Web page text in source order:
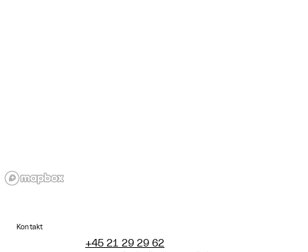
Kontakt
+45 21 29 29 62